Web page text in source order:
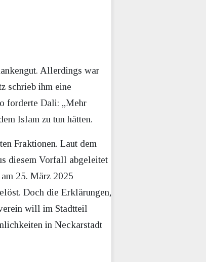
Allerdings war
schrieb ihm eine
forderte Dali: „Mehr
Islam zu tun hätten.
Fraktionen. Laut dem
diesem Vorfall abgeleitet
25. März 2025
Doch die Erklärungen,
will im Stadtteil
in Neckarstadt